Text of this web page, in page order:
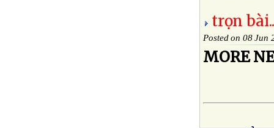
trọn
Posted on 08 Jun
MORE